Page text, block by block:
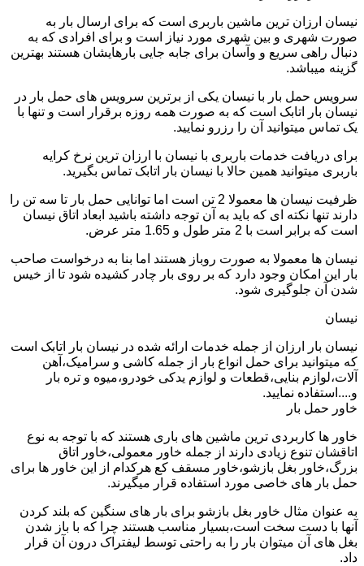
نیسان ارزان ترین ماشین باربری است که برای ارسال بار به
صورت شهری و بین شهری مورد نیاز است و برای افرادی که به
دنبال راهی سریع و وآسان برای جابه جایی بارهایشان هستند بهترین
گزینه میباشد.
سرویس حمل بار با نیسان یکی از برترین سرویس های حمل بار در
نیسان بار اتابک است که به صورت همه روزه برقرار است و تنها با
یک تماس میتوانید آن را رزرو نمایید.
برای دریافت خدمات باربری با نیسان با ارزان ترین نرخ کرایه
باربری میتوانید همین حالا با نیسان بار اتابک تماس بگیرید.
ظرفیت نیسان ها معمولا 2 تن است اما توانایی حمل بار تا سه تن را
دارند تنها نکته ای که باید به آن توجه داشته باشید ابعاد اتاق نیسان
است که برابر است با 2 متر طول و 1.65 متر عرض.
نیسان ها معمولا به صورت روباز هستند اما بنا به درخواست صاحب
بار این امکان وجود دارد که بر روی بار چادر کشیده شود تا از خیس
شدن آن جلوگیری شود.
نیسان
نیسان بار ارزان از جمله خدمات ارائه شده در نیسان بار اتابک است
که میتوانید برای حمل انواع بار از جمله کاشی و سرامیک،آهن
آلات،لوازم بنایی،قطعات و لوازم یدکی خودرو،میوه و تره بار
و....استفاده نمایید.
خاور حمل بار
خاور ها کاربردی ترین ماشین های باری هستند که با توجه به نوع
اتاقشان تنوع زیادی دارند از جمله خاور معمولی،خاور اتاق
بزرگ،خاور بغل بازشو،خاور مسقف کع هرکدام از این خاور ها برای
حمل بار های خاصی مورد استفاده قرار میگیرند.
به عنوان مثال خاور بغل بازشو برای بار های سنگین که بلند کردن
آنها با دست سخت است،بسیار مناسب هستند چرا که با باز شدن
بغل های آن میتوان بار را به راحتی توسط لیفتراک درون آن قرار
داد.